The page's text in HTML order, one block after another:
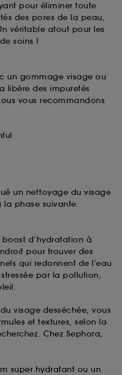
pour éliminer toute
des pores de la peau,
véritable atout pour les
soins !
un gommage visage ou
libère des impuretés
vous recommandons
un nettoyage du visage
la phase suivante.
d’hydratation à
pour trouver des
qui redonnent de l’eau
par la pollution,
visage desséchée, vous
et textures, selon la
Chez Sephora,
super hydratant ou un